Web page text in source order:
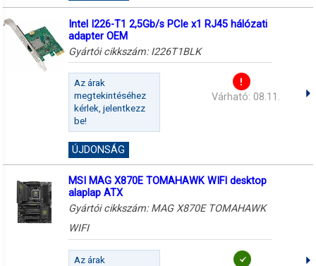
Intel I226-T1 2,5Gb/s PCIe x1 RJ45 hálózati
adapter OEM
Gyártói cikkszám: I226T1BLK
Az árak
megtekintéséhez
kérlek, jelentkezz
be!
Várható: 08.11.
ÚJDONSÁG
MSI MAG X870E TOMAHAWK WIFI desktop
alaplap ATX
Gyártói cikkszám: MAG X870E TOMAHAWK
WIFI
Az árak